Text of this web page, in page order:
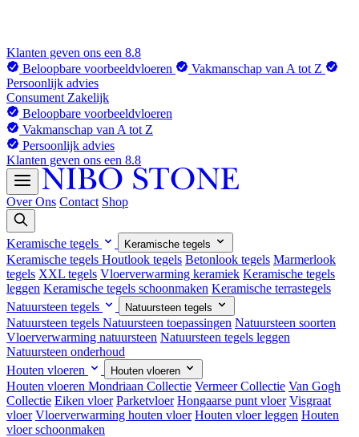
Klanten geven ons een 8.8
Beloopbare voorbeeldvloeren
Vakmanschap van A tot Z
Persoonlijk advies
Consument Zakelijk
Beloopbare voorbeeldvloeren
Vakmanschap van A tot Z
Persoonlijk advies
Klanten geven ons een 8.8
Over Ons Contact Shop
Keramische tegels Keramische tegels
Keramische tegels Houtlook tegels Betonlook tegels Marmerlook
tegels XXL tegels Vloerverwarming keramiek Keramische tegels
leggen Keramische tegels schoonmaken Keramische terrastegels
Natuursteen tegels
Natuursteen tegels
Natuursteen tegels Natuursteen toepassingen Natuursteen soorten
Vloerverwarming natuursteen Natuursteen tegels leggen
Natuursteen onderhoud
Houten vloeren
Houten vloeren
Houten vloeren Mondriaan Collectie Vermeer Collectie Van Gogh
Collectie Eiken vloer Parketvloer Hongaarse punt vloer Visgraat
vloer Vloerverwarming houten vloer Houten vloer leggen Houten
vloer schoonmaken